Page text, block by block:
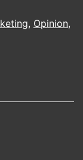
, Opinion,